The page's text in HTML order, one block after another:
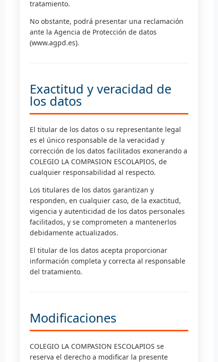
tratamiento.
No obstante, podrá presentar una reclamación
ante la Agencia de Protección de datos
(www.agpd.es).
Exactitud y veracidad de
los datos
El titular de los datos o su representante legal
es el único responsable de la veracidad y
corrección de los datos facilitados exonerando a
COLEGIO LA COMPASION ESCOLAPIOS, de
cualquier responsabilidad al respecto.
Los titulares de los datos garantizan y
responden, en cualquier caso, de la exactitud,
vigencia y autenticidad de los datos personales
facilitados, y se comprometen a mantenerlos
debidamente actualizados.
El titular de los datos acepta proporcionar
información completa y correcta al responsable
del tratamiento.
Modificaciones
COLEGIO LA COMPASION ESCOLAPIOS se
reserva el derecho a modificar la presente